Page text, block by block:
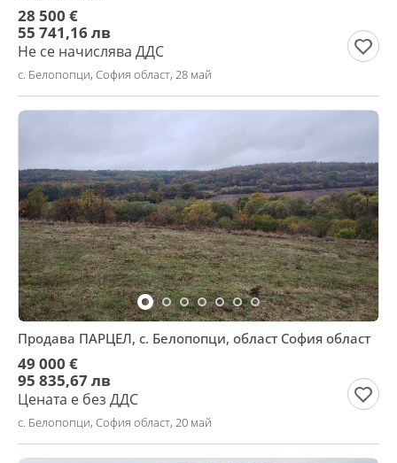
28 500 €
55 741,16 лв
Не се начислява ДДС
с. Белопопци, София област, 28 май
Продава ПАРЦЕЛ, с. Белопопци, област София област
49 000 €
95 835,67 лв
Цената е без ДДС
с. Белопопци, София област, 20 май